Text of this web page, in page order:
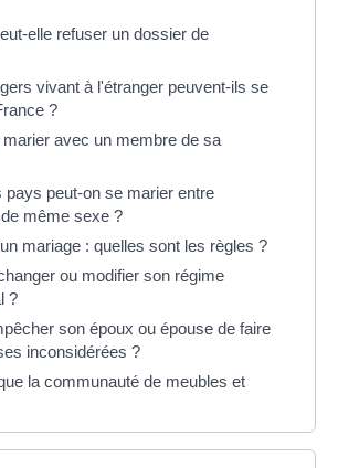
elle refuser un dossier de
vivant à l'étranger peuvent-ils se
?
marier avec un membre de sa
pays peut-on se marier entre
même sexe ?
mariage : quelles sont les règles ?
ou modifier son régime
?
son époux ou épouse de faire
inconsidérées ?
la communauté de meubles et